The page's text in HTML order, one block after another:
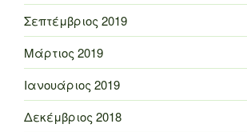
Σεπτέμβριος 2019
Μάρτιος 2019
Ιανουάριος 2019
Δεκέμβριος 2018